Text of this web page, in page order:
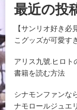
最近の投
【サンリオ好き
こグッズが可愛す
アリス九號.ヒロ
書籍を読む方法
シナモンファンな
ナモロールジュエ